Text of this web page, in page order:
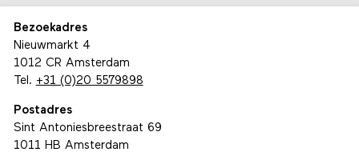
Bezoekadres
Nieuwmarkt 4
1012 CR Amsterdam
Tel. +31 (0)20 5579898
Postadres
Sint Antoniesbreestraat 69
1011 HB Amsterdam